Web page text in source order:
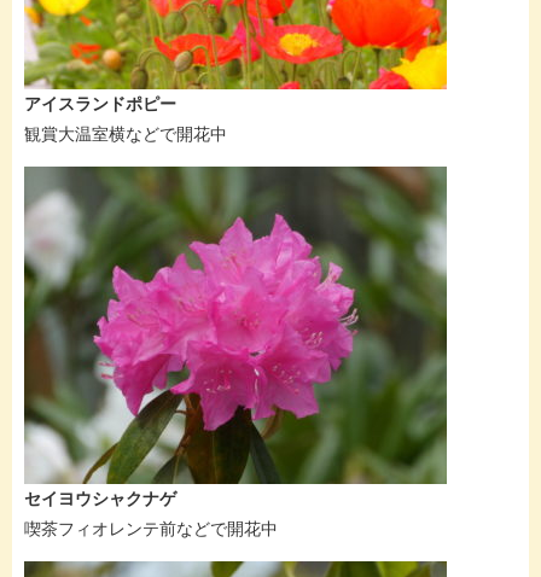
アイスランドポピー
観賞大温室横などで開花中
セイヨウシャクナゲ
喫茶フィオレンテ前などで開花中